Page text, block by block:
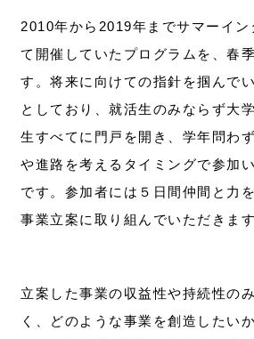
2010年から2019年までサマーイン
て開催していたプログラムを、春
す。将来に向けての指針を掴んで
としており、就活生のみならず大
生すべてに門戸を開き、学年問わ
や進路を考えるタイミングで参加
です。参加者には５日間仲間と力
事業立案に取り組んでいただきます
立案した事業の収益性や持続性の
く、どのような事業を創造したい